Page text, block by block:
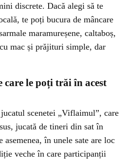
discrete. Dacă alegi să te
te poți bucura de mâncare
maramureșene, caltaboș,
mac și prăjituri simple, dar
care le poți trăi în acest
scenetei „Viflaimul”, care
jucată de tineri din sat în
în unele sate are loc
veche în care participanții